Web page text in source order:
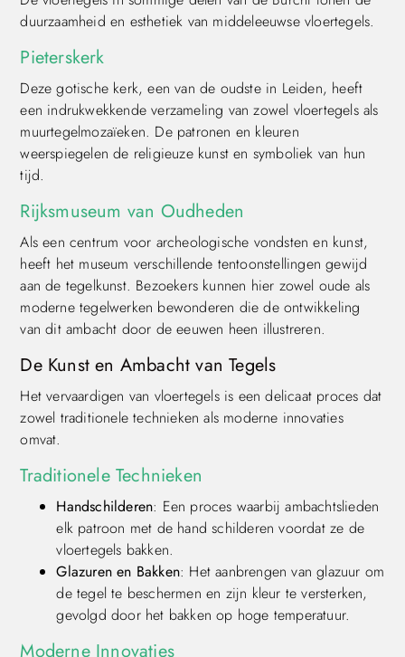
duurzaamheid en esthetiek van middeleeuwse vloertegels.
Pieterskerk
Deze gotische kerk, een van de oudste in Leiden, heeft
een indrukwekkende verzameling van zowel vloertegels als
muurtegelmozaïeken. De patronen en kleuren
weerspiegelen de religieuze kunst en symboliek van hun
tijd.
Rijksmuseum van Oudheden
Als een centrum voor archeologische vondsten en kunst,
heeft het museum verschillende tentoonstellingen gewijd
aan de tegelkunst. Bezoekers kunnen hier zowel oude als
moderne tegelwerken bewonderen die de ontwikkeling
van dit ambacht door de eeuwen heen illustreren.
De Kunst en Ambacht van Tegels
Het vervaardigen van vloertegels is een delicaat proces dat
zowel traditionele technieken als moderne innovaties
omvat.
Traditionele Technieken
Handschilderen: Een proces waarbij ambachtslieden
elk patroon met de hand schilderen voordat ze de
vloertegels bakken.
Glazuren en Bakken: Het aanbrengen van glazuur om
de tegel te beschermen en zijn kleur te versterken,
gevolgd door het bakken op hoge temperatuur.
Moderne Innovaties